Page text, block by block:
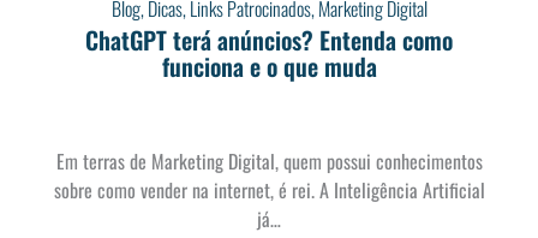
Blog,Dicas,Links Patrocinados,Marketing Digital
ChatGPT terá anúncios? Entenda como
funciona e o que muda
Em terras de Marketing Digital, quem possui conhecimentos
sobre como vender na internet, é rei. A Inteligência Artificial
já…